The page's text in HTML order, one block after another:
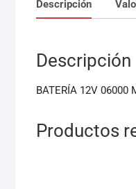
Descripción
Descripción
BATERÍA 12V 06000
Productos